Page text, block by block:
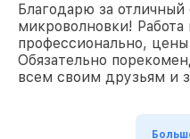
Благодарю за
микроволновки! Работа
профессионально,
Обязательно
всем своим друзьям и